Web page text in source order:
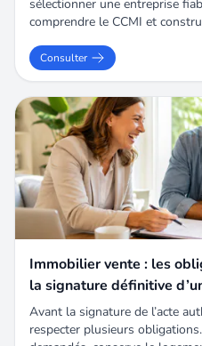
sélectionner une entreprise
comprendre le CCMI et
Consulter
Immobilier vente : les
la signature définitive
faut absolument
Avant la signature de l’acte
respecter plusieurs